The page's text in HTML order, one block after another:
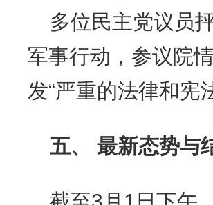
多位民主党议员
军事行动，参议院
发“严重的法律和宪
五、 最新态势与